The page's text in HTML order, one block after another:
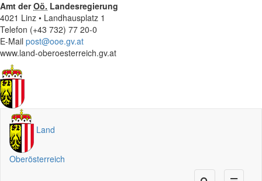
Amt derOö. Landesregierung
4021 Linz • Landhausplatz 1
Telefon (+43 732) 77 20-0
E-Mail post@ooe.gv.at
www.land-oberoesterreich.gv.at
Land
Oberösterreich